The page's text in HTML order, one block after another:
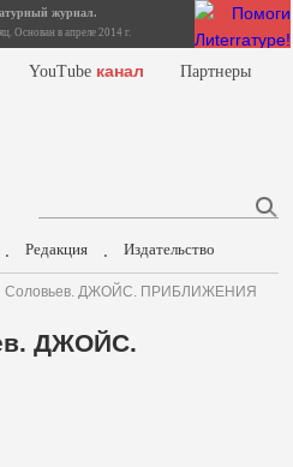
журнал.
Основан в апреле 2014 г.
YouTube канал Партнеры
. Редакция . Издательство
Соловьев. ДЖОЙС. ПРИБЛИЖЕНИЯ
ДЖОЙС.